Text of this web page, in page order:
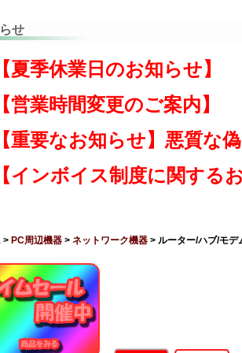
せ
【夏季休業日のお知らせ】
【営業時間変更のご案内】
【重要なお知らせ】悪質な
【インボイス制度に関する
> PC周辺機器 > ネットワーク機器 > ルーター/ハブ/モデ